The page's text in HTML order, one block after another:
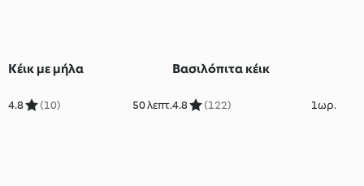
Κέικ με μήλα
4.8 (10) 50 λεπτ.
Βασιλόπιτα κέικ
4.8 (122) 1ωρ.